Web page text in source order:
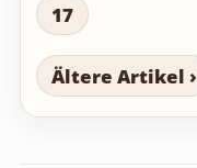
17
Ältere Artikel ›